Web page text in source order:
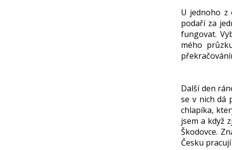
U jednoho z
podaří za
fungovat.
mého
Další den
se v nich dá
chlapíka,
jsem a když
Škodovce.
Česku